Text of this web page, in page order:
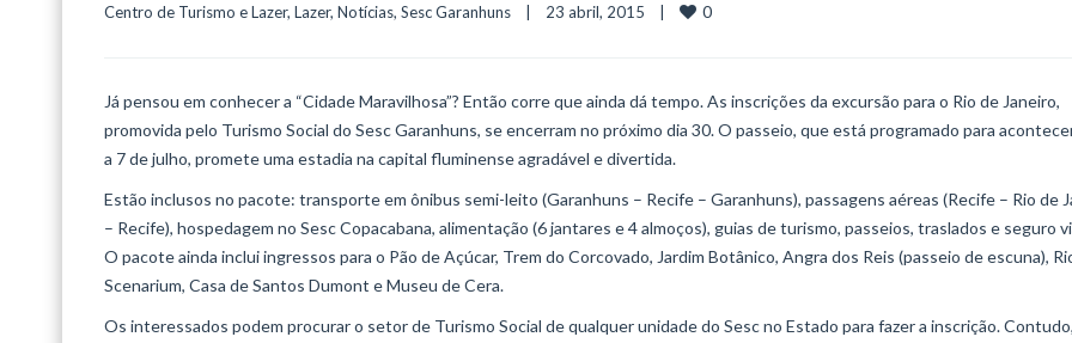
Centro de Turismo e Lazer, Lazer, Notícias, Sesc Garanhuns
    |    23 abril, 2015    |
0
Já pensou em conhecer a “Cidade Maravilhosa”? Então corre que ainda dá tempo. As inscrições da excursão para o Rio de Janeiro,
promovida pelo Turismo Social do Sesc Garanhuns, se encerram no próximo dia 30. O passeio, que está programado para
a 7 de julho, promete uma estadia na capital fluminense agradável e divertida.
Estão inclusos no pacote: transporte em ônibus semi-leito (Garanhuns – Recife – Garanhuns), passagens aéreas (Recife – Rio de
– Recife), hospedagem no Sesc Copacabana, alimentação (6 jantares e 4 almoços), guias de turismo, passeios, traslados e seguro
O pacote ainda inclui ingressos para o Pão de Açúcar, Trem do Corcovado, Jardim Botânico, Angra dos Reis (passeio de escuna),
Scenarium, Casa de Santos Dumont e Museu de Cera.
Os interessados podem procurar o setor de Turismo Social de qualquer unidade do Sesc no Estado para fazer a inscrição.